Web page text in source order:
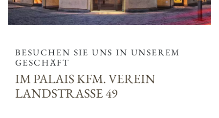
BESUCHEN SIE UNS IN UNSEREM
GESCHÄFT
IM PALAIS KFM. VEREIN
LANDSTRASSE 49